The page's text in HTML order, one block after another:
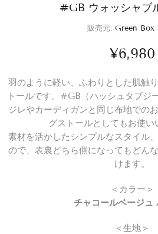
#GB ウォッシャブ
販売元: Green Box
¥6,980
羽のように軽い、ふわりとした肌触
トールです。#GB（ハッシュタブジ
ジレやカーディガンと同じ布地での
グストールとしてもお使い
素材を活かしたシンプルなスタイル
ので、表裏どちら側になってもどん
けます。
＜カラー＞
チャコールベージュ
＜生地＞